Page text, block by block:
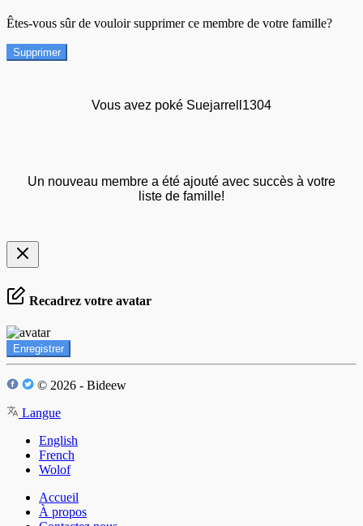
Êtes-vous sûr de vouloir supprimer ce membre de votre famille?
Supprimer
Vous avez poké Suejarrell1304
Un nouveau membre a été ajouté avec succès à votre
liste de famille!
Recadrez votre avatar
Enregistrer
© 2026 - Bideew
Langue
English
French
Wolof
Accueil
À propos